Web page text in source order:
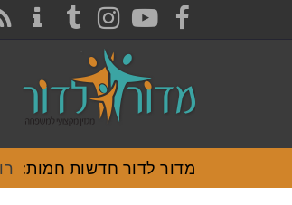
FACEBOOK
YOUTUBE
INSTAGRAM
TUMBLR
מדור לדור חדשות חמות: